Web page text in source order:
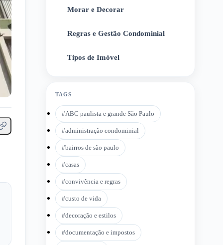
Morar e Decorar
Regras e Gestão Condominial
Tipos de Imóvel
TAGS
#ABC paulista e grande São Paulo
#administração condominial
#bairros de são paulo
#casas
#convivência e regras
#custo de vida
#decoração e estilos
#documentação e impostos